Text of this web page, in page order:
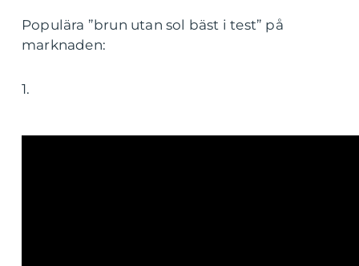
Populära ”brun utan sol bäst i test” på
marknaden:
1.